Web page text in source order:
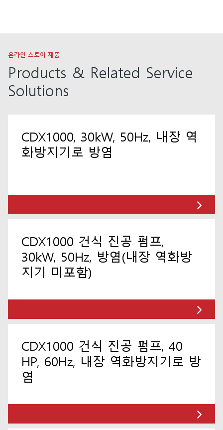
온라인 스토어 제품
Products & Related Service
Solutions
CDX1000, 30kW, 50Hz, 내장 역
화방지기로 방염
CDX1000 건식 진공 펌프,
30kW, 50Hz, 방염(내장 역화방
지기 미포함)
CDX1000 건식 진공 펌프, 40
HP, 60Hz, 내장 역화방지기로 방
염